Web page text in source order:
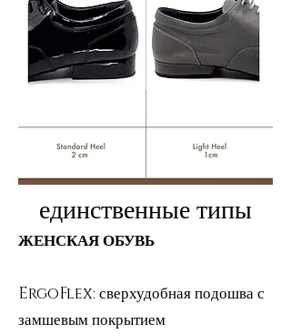
единственные типы
ЖЕНСКАЯ ОБУВЬ
ErgoFlex: сверхудобная подошва с
замшевым покрытием